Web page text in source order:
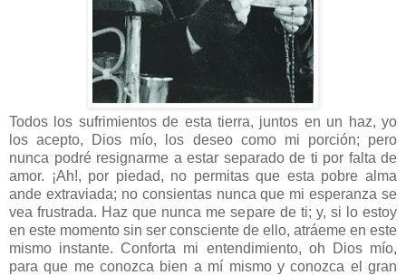
Todos los sufrimientos de esta tierra, juntos en un haz, yo
los acepto, Dios mío, los deseo como mi porción; pero
nunca podré resignarme a estar separado de ti por falta de
amor. ¡Ah!, por piedad, no permitas que esta pobre alma
ande extraviada; no consientas nunca que mi esperanza se
vea frustrada. Haz que nunca me separe de ti; y, si lo estoy
en este momento sin ser consciente de ello, atráeme en este
mismo instante. Conforta mi entendimiento, oh Dios mío,
para que me conozca bien a mí mismo y conozca el gran